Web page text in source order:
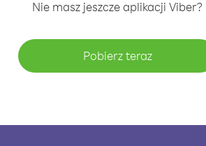
Nie masz jeszcze aplikacji Viber?
Pobierz teraz